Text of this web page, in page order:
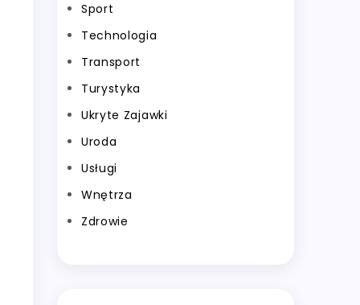
Sport
Technologia
Transport
Turystyka
Ukryte Zajawki
Uroda
Usługi
Wnętrza
Zdrowie